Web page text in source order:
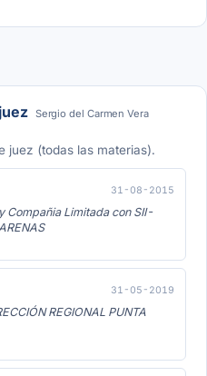
Sergio del Carmen Vera
juez (todas las materias).
31-08-2015
Compañia Limitada con SII-
31-05-2019
REGIONAL PUNTA